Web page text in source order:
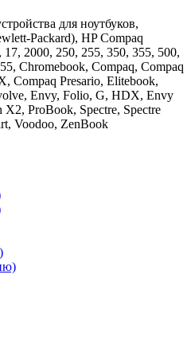
2000, 250, 255, 350, 355, 500,
Chromebook, Compaq, Compaq
Compaq Presario, Elitebook,
Envy, Folio, G, HDX, Envy
ProBook, Spectre, Spectre
Voodoo, ZenBook